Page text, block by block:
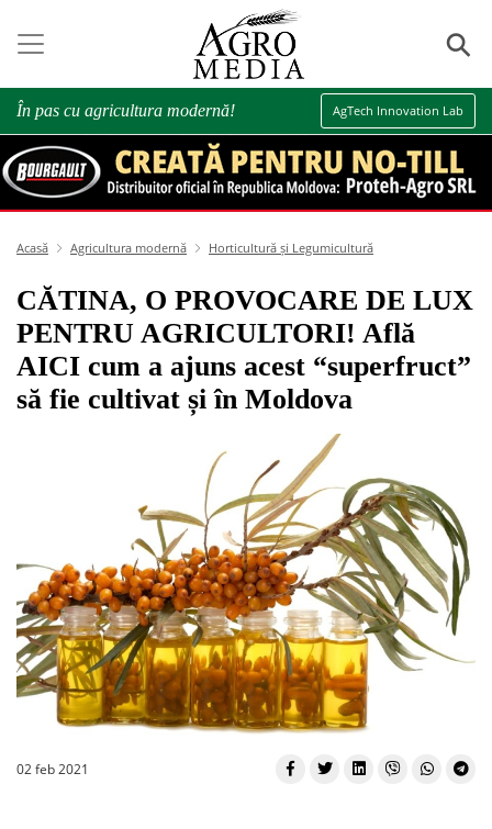
⚲
În pas cu agricultura modernă! AgTech Innovation Lab
Acasă Agricultura modernă Horticultură și Legumicultură
CĂTINA, O PROVOCARE DE LUX
PENTRU AGRICULTORI! Află
AICI cum a ajuns acest “superfruct”
să fie cultivat și în Moldova
02 feb 2021